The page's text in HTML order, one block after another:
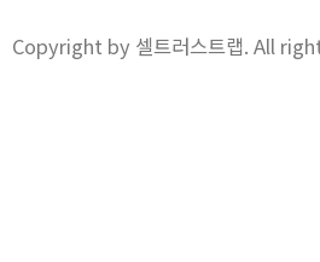
Copyright by 셀트러스트랩. All